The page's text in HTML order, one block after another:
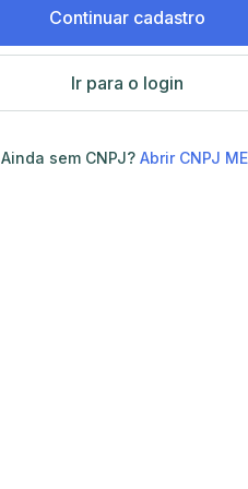
Continuar cadastro
Ir para o login
Ainda sem CNPJ? Abrir CNPJ